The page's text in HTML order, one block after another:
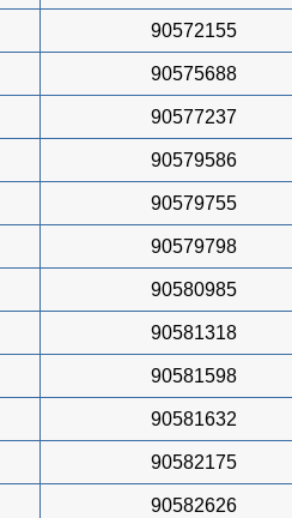
90572155
90575688
90577237
90579586
90579755
90579798
90580985
90581318
90581598
90581632
90582175
90582626